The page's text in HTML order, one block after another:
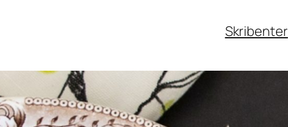
Skribenter